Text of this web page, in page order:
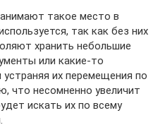
такое место в
так как без них
хранить небольшие
или какие-то
их перемещения по
что несомненно увеличит
искать их по всему